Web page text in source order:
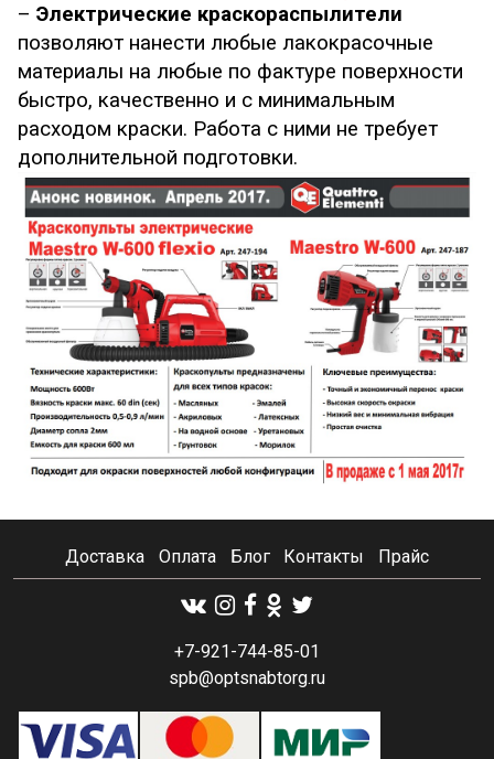
– Электрические краскораспылители
позволяют нанести любые лакокрасочные
материалы на любые по фактуре поверхности
быстро, качественно и с минимальным
расходом краски. Работа с ними не требует
дополнительной подготовки.
Доставка Оплата Блог Контакты Прайс
+7-921-744-85-01
spb@optsnabtorg.ru